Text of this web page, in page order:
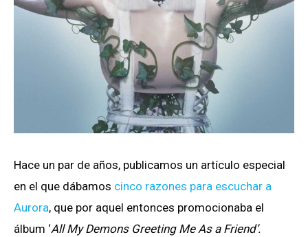
Hace un par de años, publicamos un artículo especial
en el que dábamos cinco razones para escuchar a
Aurora, que por aquel entonces promocionaba el
álbum ‘All My Demons Greeting Me As a Friend’.